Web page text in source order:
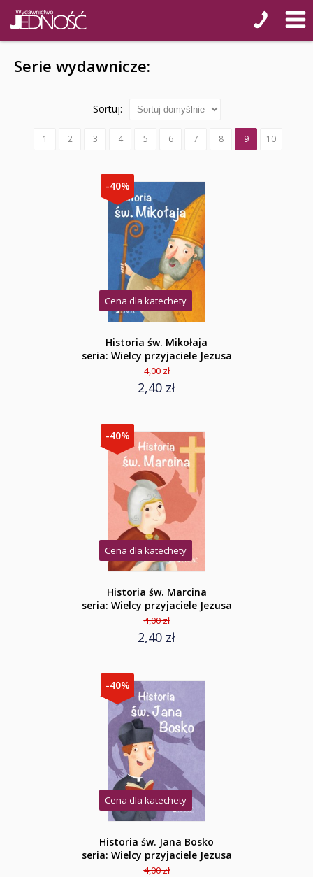
Serie wydawnicze:
Sortuj:
1 2 3 4 5 6 7 8 9 10
-40%
Cena dla katechety
Historia św. Mikołaja
seria: Wielcy przyjaciele Jezusa
4,00 zł
2,40 zł
-40%
Cena dla katechety
Historia św. Marcina
seria: Wielcy przyjaciele Jezusa
4,00 zł
2,40 zł
-40%
Cena dla katechety
Historia św. Jana Bosko
seria: Wielcy przyjaciele Jezusa
4,00 zł